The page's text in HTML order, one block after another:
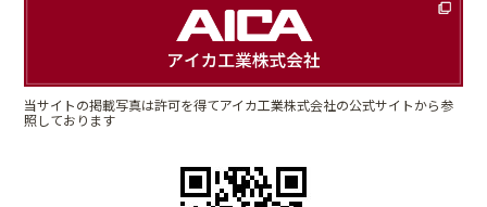
当サイトの掲載写真は許可を得てアイカ工業株式会社の公式サイトから参
照しております